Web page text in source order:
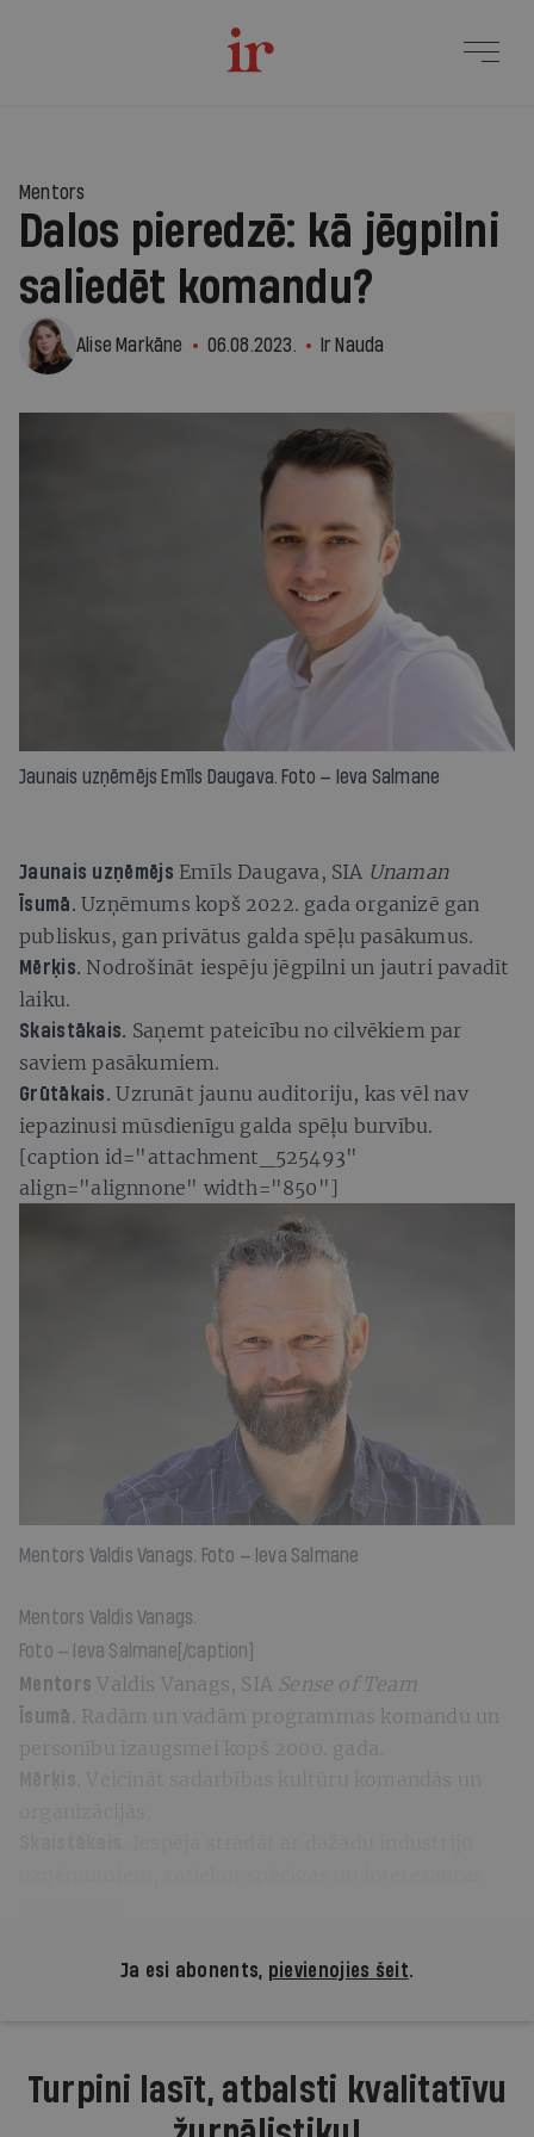
Mentors
Dalos pieredzē: kā jēgpilni
saliedēt komandu?
Alise Markāne 06.08.2023. Ir Nauda
Jaunais uzņēmējs Emīls Daugava. Foto — Ieva Salmane
Jaunais uzņēmējs Emīls Daugava, SIA Unaman
Īsumā.Uzņēmums kopš 2022. gada organizē gan
publiskus, gan privātus galda spēļu pasākumus.
Mērķis. Nodrošināt iespēju jēgpilni un jautri pavadīt
laiku.
Skaistākais. Saņemt pateicību no cilvēkiem par
saviem pasākumiem.
Grūtākais.Uzrunāt jaunu auditoriju, kas vēl nav
iepazinusi mūsdienīgu galda spēļu burvību.
[caption id="attachment_525493"
align="alignnone" width="850"]
Mentors Valdis Vanags. Foto — Ieva Salmane
Mentors Valdis Vanags.
Foto — Ieva Salmane[/caption]
Mentors Valdis Vanags, SIA Sense of Team
Īsumā. Radām un vadām programmas komandu un
personību izaugsmei kopš 2000. gada.
Ja esi abonents, pievienojies šeit.
Turpini lasīt, atbalsti kvalitatīvu